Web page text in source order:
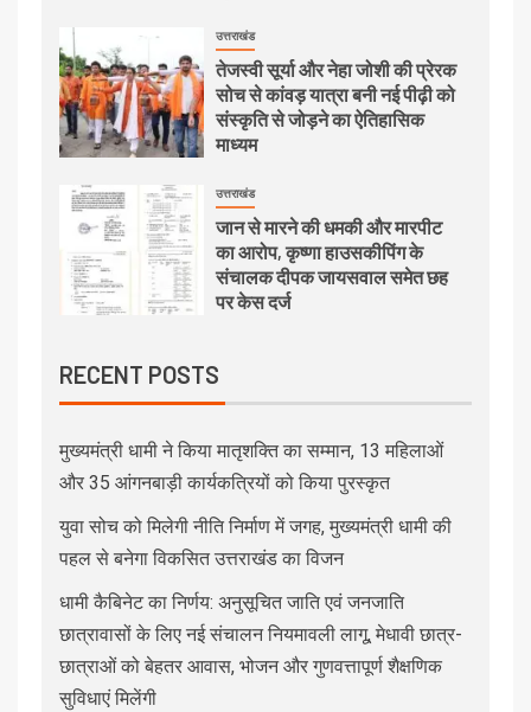
उत्तराखंड
तेजस्वी सूर्या और नेहा जोशी की प्रेरक
सोच से कांवड़ यात्रा बनी नई पीढ़ी को
संस्कृति से जोड़ने का ऐतिहासिक
माध्यम
उत्तराखंड
जान से मारने की धमकी और मारपीट
का आरोप, कृष्णा हाउसकीपिंग के
संचालक दीपक जायसवाल समेत छह
पर केस दर्ज
RECENT POSTS
मुख्यमंत्री धामी ने किया मातृशक्ति का सम्मान, 13 महिलाओं
और 35 आंगनबाड़ी कार्यकत्रियों को किया पुरस्कृत
युवा सोच को मिलेगी नीति निर्माण में जगह, मुख्यमंत्री धामी की
पहल से बनेगा विकसित उत्तराखंड का विजन
धामी कैबिनेट का निर्णय: अनुसूचित जाति एवं जनजाति
छात्रावासों के लिए नई संचालन नियमावली लागू, मेधावी छात्र-
छात्राओं को बेहतर आवास, भोजन और गुणवत्तापूर्ण शैक्षणिक
सुविधाएं मिलेंगी